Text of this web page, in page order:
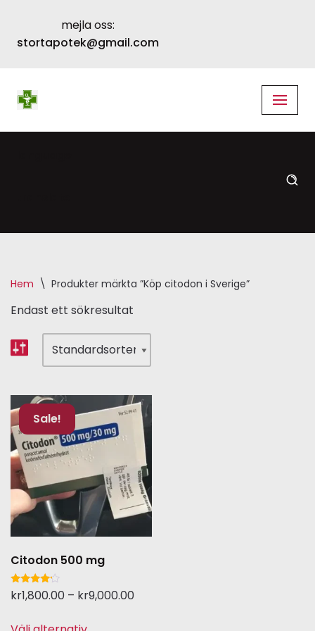
Skip
mejla oss:
stortapotek@gmail.com
Hem \ Produkter märkta ”Köp citodon i Sverige”
Endast ett sökresultat
Sale!
Citodon 500 mg
Betygsatt
4.00
kr1,800.00 – kr9,000.00